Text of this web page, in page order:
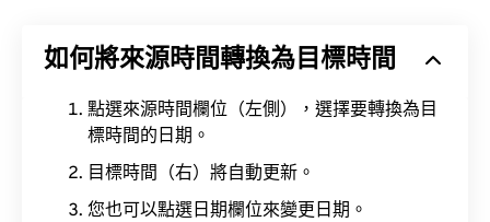
如何將來源時間轉換為目標時間
點選來源時間欄位（左側），選擇要轉換為目
標時間的日期。
目標時間（右）將自動更新。
您也可以點選日期欄位來變更日期。